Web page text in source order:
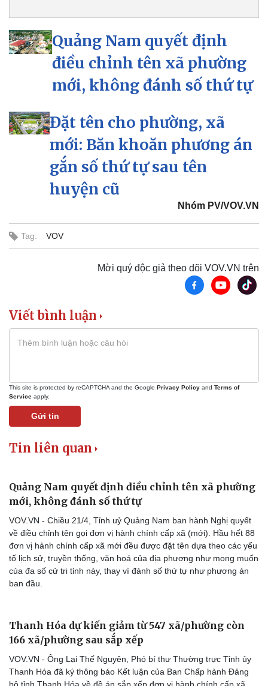
Săn Tour
check-in
Cửa sổ tình yêu
Quảng Nam quyết định
điều chỉnh tên xã phường
mới, không đánh số thứ tự
Đặt tên cho phường, xã
mới: Băn khoăn phương án
gắn số thứ tự sau tên
huyện cũ
Nhóm PV/VOV.VN
Tag: VOV
Mời quý độc giả theo dõi VOV.VN trên
Viết bình luận
This site is protected by reCAPTCHA and the Google Privacy Policy and Terms of
Service apply.
Gửi tin
Tin liên quan
Quảng Nam quyết định điều chỉnh tên xã phường
mới, không đánh số thứ tự
VOV.VN - Chiều 21/4, Tỉnh uỷ Quảng Nam ban hành Nghị quyết
về điều chỉnh tên gọi đơn vị hành chính cấp xã (mới). Hầu hết 88
đơn vị hành chính cấp xã mới đều được đặt tên dựa theo các yếu
tố lịch sử, truyền thống, văn hoá của địa phương như mong muốn
của đa số cử tri tỉnh này, thay vì đánh số thứ tự như phương án
ban đầu.
Thanh Hóa dự kiến giảm từ 547 xã/phường còn
166 xã/phường sau sắp xếp
VOV.VN - Ông Lại Thế Nguyên, Phó bí thư Thường trực Tỉnh ủy
Thanh Hóa đã ký thông báo Kết luận của Ban Chấp hành Đảng
bộ tỉnh Thanh Hóa về đề án sắp xếp đơn vị hành chính cấp xã